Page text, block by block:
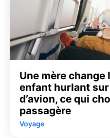
Une mère change
enfant hurlant
d’avion, ce qui
passagère
Voyage